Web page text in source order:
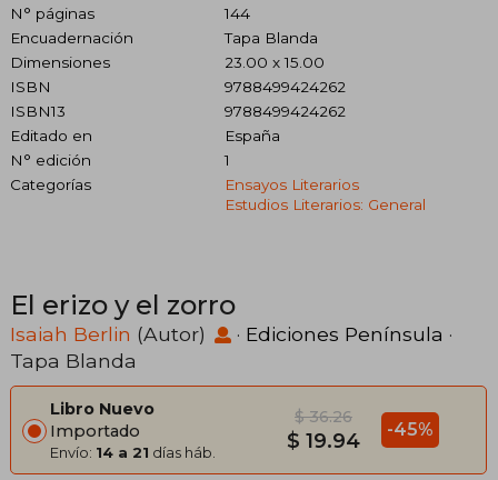
N° páginas
144
Encuadernación
Tapa Blanda
Dimensiones
23.00 x 15.00
ISBN
9788499424262
ISBN13
9788499424262
Editado en
España
N° edición
1
Categorías
Ensayos Literarios
Estudios Literarios: General
El erizo y el zorro
Isaiah Berlin (Autor) · Ediciones Península ·
Tapa Blanda
Libro Nuevo
Importado
Envío: 14 a 21 días háb.
$ 36.26
$ 19.94 -45%